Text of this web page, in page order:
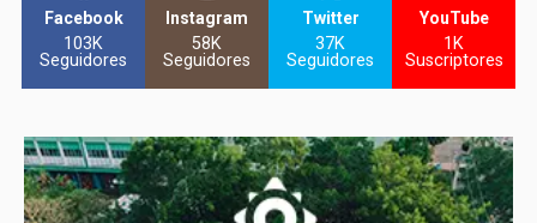
Facebook
103K
Seguidores
Instagram
58K
Seguidores
Twitter
37K
Seguidores
YouTube
1K
Suscriptores